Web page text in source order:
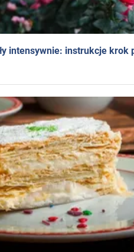
intensywnie: instrukcje krok